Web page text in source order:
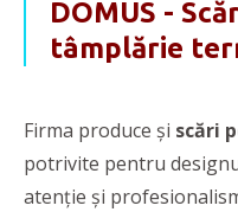
DOMUS -
tâmplărie
Firma produce și scări
potrivite pentru
atenție și